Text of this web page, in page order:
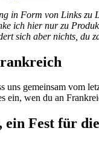
in Form von Links zu
ich hier nur zu
sich aber nichts, du
uns gemeinsam vom
ein, wen du an
ein Fest für